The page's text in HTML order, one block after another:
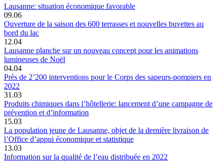
Lausanne: situation économique favorable
09.06
Ouverture de la saison des 600 terrasses et nouvelles buvettes au
bord du lac
12.04
Lausanne planche sur un nouveau concept pour les animations
lumineuses de Noël
04.04
Près de 2’200 interventions pour le Corps des sapeurs-pompiers en
2022
31.03
Produits chimiques dans l’hôtellerie: lancement d’une campagne de
prévention et d’information
15.03
La population jeune de Lausanne, objet de la dernière livraison de
l’Office d’appui économique et statistique
13.03
Information sur la qualité de l’eau distribuée en 2022